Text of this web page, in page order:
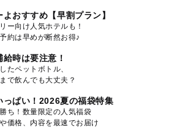
よおすすめ【早割プラン】
ー向け人気ホテルも！
約は早めが断然お得♪
給時は要注意！
たペットボトル、
で飲んでも大丈夫？
っぱい！2026夏の福袋特集
ち！数量限定の人気福袋
価格、内容を最速でお届け